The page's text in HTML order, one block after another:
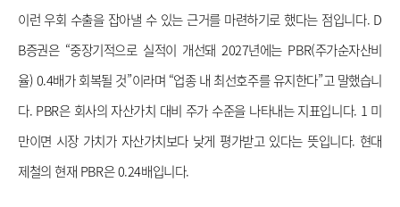
이런 우회 수출을 잡아낼 수 있는 근거를 마련하기로 했다는 점입니다. D
B증권은 “중장기적으로 실적이 개선돼 2027년에는 PBR(주가순자산비
율) 0.4배가 회복될 것”이라며 “업종 내 최선호주를 유지한다”고 말했습니
다. PBR은 회사의 자산가치 대비 주가 수준을 나타내는 지표입니다. 1 미
만이면 시장 가치가 자산가치보다 낮게 평가받고 있다는 뜻입니다. 현대
제철의 현재 PBR은 0.24배입니다.